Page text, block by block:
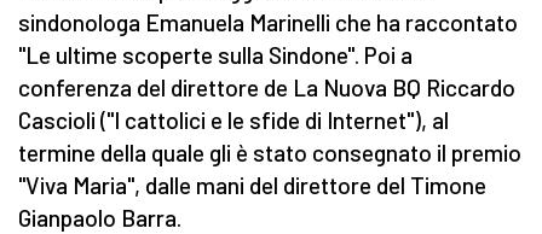
sindonologa Emanuela Marinelli che ha raccontato
"Le ultime scoperte sulla Sindone". Poi a
conferenza del direttore de La Nuova BQ Riccardo
Cascioli ("I cattolici e le sfide di Internet"), al
termine della quale gli è stato consegnato il premio
"Viva Maria", dalle mani del direttore del Timone
Gianpaolo Barra.